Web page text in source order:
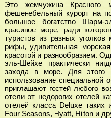
Это жемчужина Красного
фешенебельный курорт на
большое богатство Шарм-
красивое море, ради
туристов из разных
рифы, удивительная
красотой и разнообразием.
эль-Шейхе практически
захода в море. Для этого
использование
приглашают гостей любого
отели от недорогих отелей
отелей класса Deluxe таких
Four Seasons, Hyatt, Hilton и